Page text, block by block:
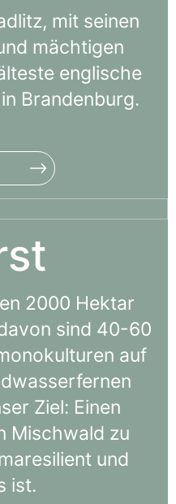
mit sei­nen
mäch­ti­gen
eng­li­sche
Brandenburg.
2000 Hektar
sind 40-60
auf
Ziel: Einen
Mischwald zu
und
ist.